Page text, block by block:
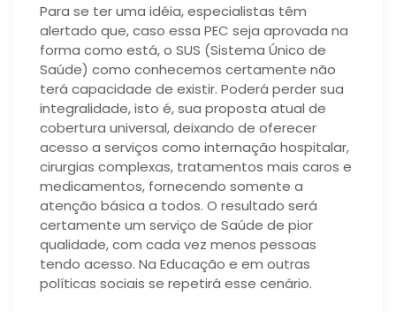
Para se ter uma idéia, especialistas têm
alertado que, caso essa PEC seja aprovada na
forma como está, o SUS (Sistema Único de
Saúde) como conhecemos certamente não
terá capacidade de existir. Poderá perder sua
integralidade, isto é, sua proposta atual de
cobertura universal, deixando de oferecer
acesso a serviços como internação hospitalar,
cirurgias complexas, tratamentos mais caros e
medicamentos, fornecendo somente a
atenção básica a todos. O resultado será
certamente um serviço de Saúde de pior
qualidade, com cada vez menos pessoas
tendo acesso. Na Educação e em outras
políticas sociais se repetirá esse cenário.